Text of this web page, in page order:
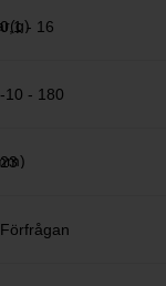
0,1 - 16
-10 - 180
23
Förfrågan